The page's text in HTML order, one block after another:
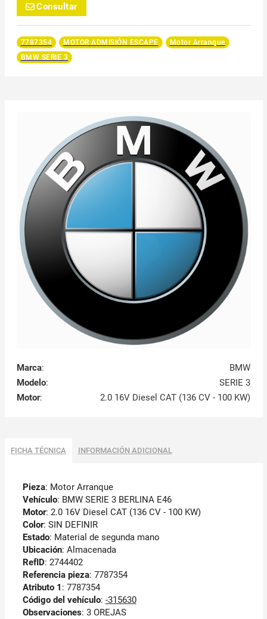
Consultar
7787354 MOTOR ADMISIÓN ESCAPE
Motor Arranque
BMW SERIE 3
Marca:
BMW
Modelo:
SERIE 3
Motor: 2.0 16V Diesel CAT (136 CV - 100 KW)
FICHA TÉCNICA INFORMACIÓN ADICIONAL
Pieza: Motor Arranque
Vehículo: BMW SERIE 3 BERLINA E46
Motor: 2.0 16V Diesel CAT (136 CV - 100 KW)
Color: SIN DEFINIR
Estado: Material de segunda mano
Ubicación: Almacenada
RefID: 2744402
Referencia pieza: 7787354
Atributo 1 : 7787354
Código del vehículo: -315630
Observaciones: 3 OREJAS